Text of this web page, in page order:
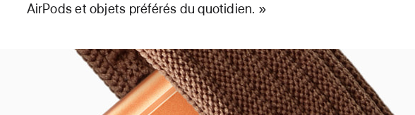
AirPods et objets préférés du quotidien. »